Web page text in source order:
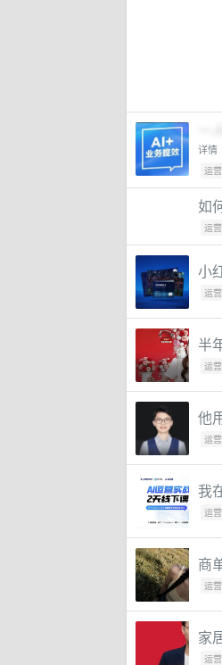
详情
运
如
运
小
运
半
运
他
运
我
运
商
运
家
运